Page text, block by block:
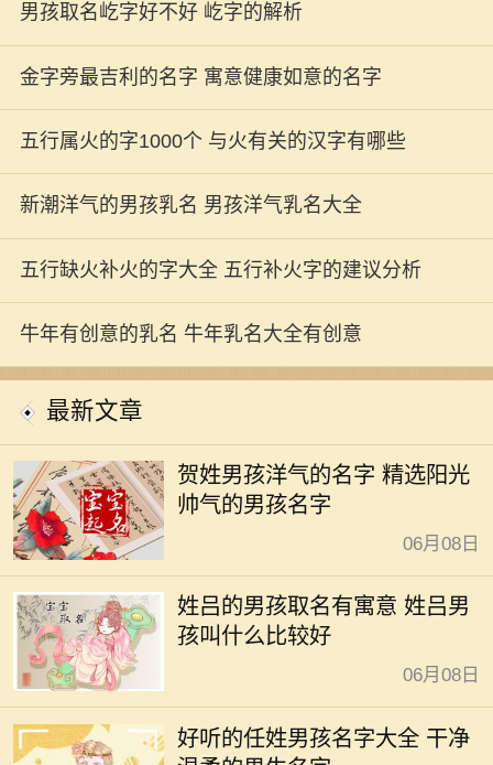
男孩取名屹字好不好 屹字的解析
金字旁最吉利的名字 寓意健康如意的名字
五行属火的字1000个 与火有关的汉字有哪些
新潮洋气的男孩乳名 男孩洋气乳名大全
五行缺火补火的字大全 五行补火字的建议分析
牛年有创意的乳名 牛年乳名大全有创意
最新文章
贺姓男孩洋气的名字 精选阳光
帅气的男孩名字
06月08日
姓吕的男孩取名有寓意 姓吕男
孩叫什么比较好
06月08日
好听的任姓男孩名字大全 干净